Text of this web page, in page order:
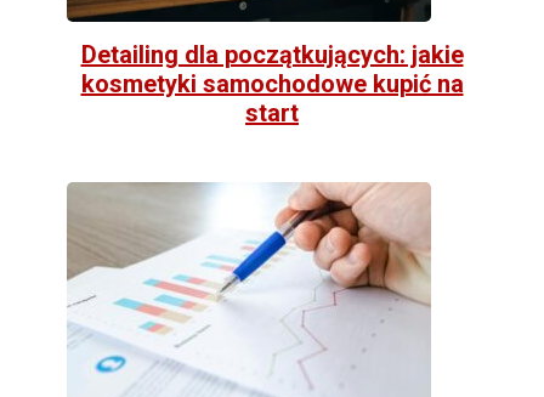
Detailing dla początkujących: jakie
kosmetyki samochodowe kupić na
start